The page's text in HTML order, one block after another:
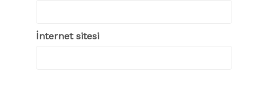
İnternet sitesi